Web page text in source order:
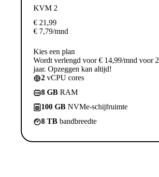
KVM 2
€ 21,99
€ 7,79/mnd
Kies een plan
Wordt verlengd voor € 14,99/mnd voor 2
jaar. Opzeggen kan altijd!
2 vCPU cores
8 GB RAM
100 GB NVMe-schijfruimte
8 TB bandbreedte